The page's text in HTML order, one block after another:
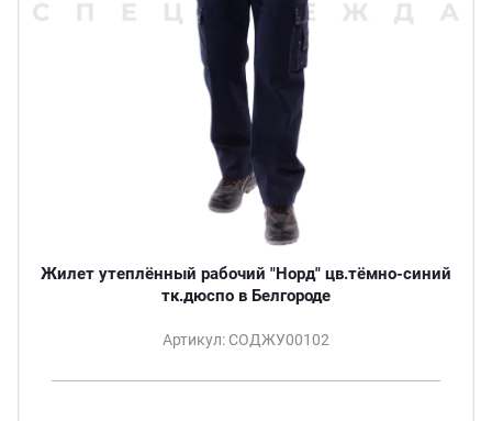
Жилет утеплённый рабочий "Норд" цв.тёмно-синий
тк.дюспо в Белгороде
Артикул: СОДЖУ00102